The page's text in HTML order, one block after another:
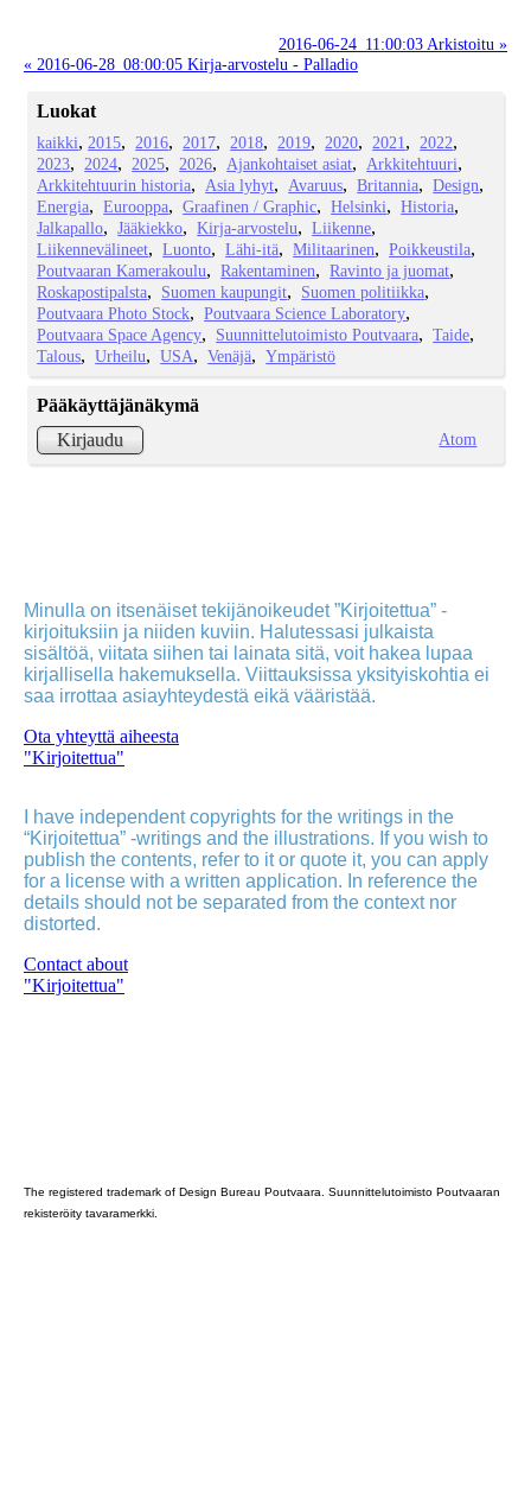
2016-06-24_11:00:03 Arkistoitu »
« 2016-06-28_08:00:05 Kirja-arvostelu - Palladio
Luokat
kaikki 2015 2016 2017 2018 2019 2020 2021
2022
2023
2024 2025 2026 Ajankohtaiset asiat
Arkkitehtuuri
Arkkitehtuurin historia
Asia lyhyt Avaruus Britannia
Design
Energia
Eurooppa Graafinen / Graphic Helsinki
Historia
Jalkapallo
Jääkiekko Kirja-arvostelu
Liikenne
Liikennevälineet
Luonto Lähi-itä Militaarinen
Poikkeustila
Poutvaaran Kamerakoulu
Rakentaminen
Ravinto ja juomat
Roskapostipalsta
Suomen kaupungit
Suomen politiikka
Poutvaara Photo Stock
Poutvaara Science Laboratory
Poutvaara Space Agency
Suunnittelutoimisto Poutvaara
Taide
Talous
Urheilu USA Venäjä Ympäristö
Pääkäyttäjänäkymä
Kirjaudu
Atom
Minulla on itsenäiset tekijänoikeudet ”Kirjoitettua” -
kirjoituksiin ja niiden kuviin. Halutessasi julkaista
sisältöä, viitata siihen tai lainata sitä, voit hakea lupaa
kirjallisella hakemuksella. Viittauksissa yksityiskohtia ei
saa irrottaa asiayhteydestä eikä vääristää.
Ota yhteyttä aiheesta
"Kirjoitettua"
I have independent copyrights for the writings in the
“Kirjoitettua” -writings and the illustrations. If you wish to
publish the contents, refer to it or quote it, you can apply
for a license with a written application. In reference the
details should not be separated from the context nor
distorted.
Contact about
"Kirjoitettua"
The registered trademark of Design Bureau Poutvaara. Suunnittelutoimisto Poutvaaran
rekisteröity tavaramerkki.